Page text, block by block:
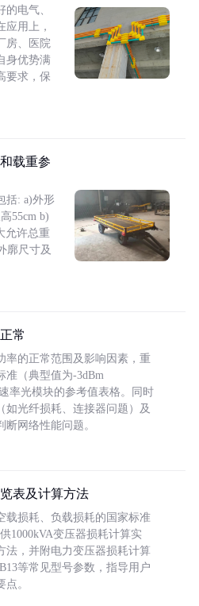
电气、
应用上，
房、医院
身优势满
要求，保
载重参
括: a)外形
55cm b)
允许总重
廓尺寸及
常
率的正常范围及影响因素，重
准（典型值为-3dBm
率光模块的参考值表格。同时
如光纤损耗、连接器问题）及
网络性能问题。
表及计算方法
载损耗、负载损耗的国家标准
1000kVA变压器损耗计算实
法，并附电力变压器损耗计算
等常见型号参数，指导用户
。